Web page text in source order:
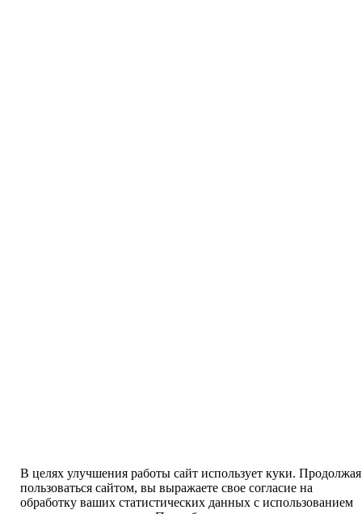
В целях улучшения работы сайт использует куки. Продолжая
пользоваться сайтом, вы выражаете свое согласие на
обработку ваших статистических данных с использованием